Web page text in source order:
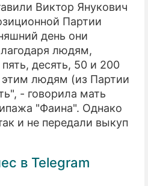
Виктор Янукович
Партии
день они
людям,
десять, 50 и 200
этим людям (из Партии
- говорила мать
"Фаина". Однако
и не передали выкуп
в Telegram